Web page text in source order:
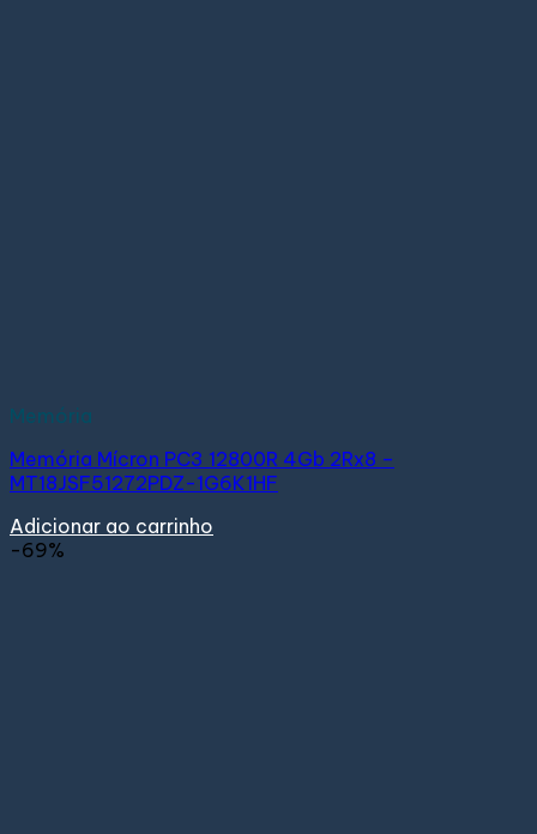
Memória
Memória Mícron PC3 12800R 4Gb 2Rx8 –
MT18JSF51272PDZ-1G6K1HF
Adicionar ao carrinho
-69%